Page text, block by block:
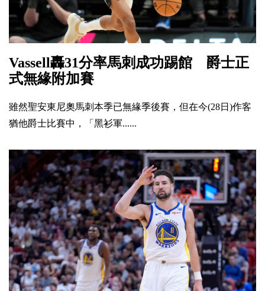
Vassell轟31分率馬刺成功踢館 爵士正
式無緣附加賽
雖然聖安東尼奧馬刺本季已無緣季後賽，但在今(28日)作客
猶他爵士比賽中，「黑衫軍......